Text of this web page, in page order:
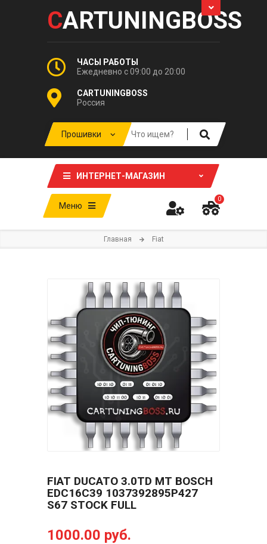
CARTUNINGBOSS
ЧАСЫ РАБОТЫ
Ежедневно с 09:00 до 20:00
CARTUNINGBOSS
Россия
ИНТЕРНЕТ-МАГАЗИН
Меню
0
Главная Fiat
FIAT DUCATO 3.0TD MT BOSCH
EDC16C39 1037392895P427
S67 STOCK FULL
1000.00 руб.